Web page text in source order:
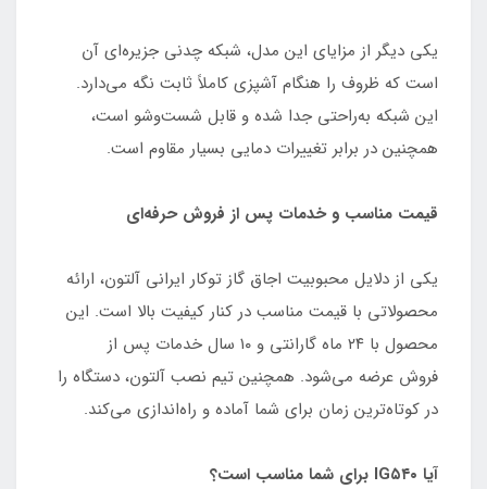
یکی دیگر از مزایای این مدل، شبکه چدنی جزیره‌ای آن
است که ظروف را هنگام آشپزی کاملاً ثابت نگه می‌دارد.
این شبکه به‌راحتی جدا شده و قابل شست‌وشو است،
همچنین در برابر تغییرات دمایی بسیار مقاوم است.
قیمت مناسب و خدمات پس از فروش حرفه‌ای
یکی از دلایل محبوبیت اجاق گاز توکار ایرانی آلتون، ارائه
محصولاتی با قیمت مناسب در کنار کیفیت بالا است. این
محصول با ۲۴ ماه گارانتی و ۱۰ سال خدمات پس از
فروش عرضه می‌شود. همچنین تیم نصب آلتون، دستگاه را
در کوتاه‌ترین زمان برای شما آماده و راه‌اندازی می‌کند.
آیا IG۵۴۰ برای شما مناسب است؟